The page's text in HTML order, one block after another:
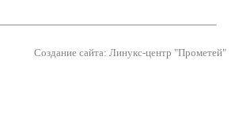
Создание сайта: Линукс-центр "Прометей"